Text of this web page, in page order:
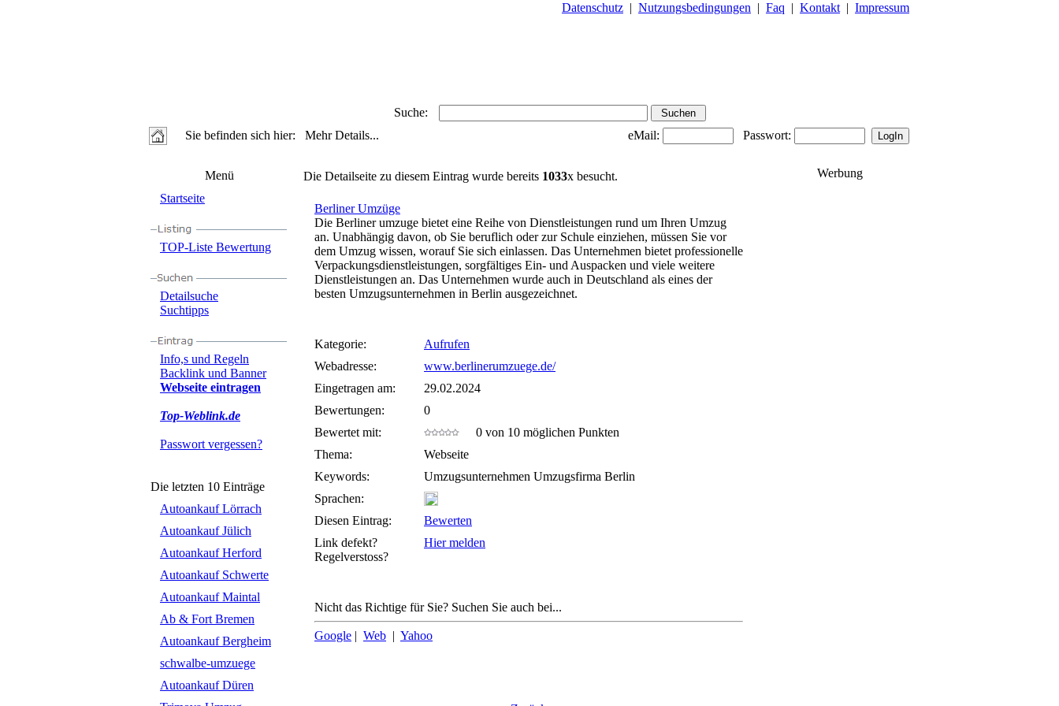
Datenschutz | Nutzungsbedingungen | Faq | Kontakt | Impressum
Suche:
Sie befinden sich hier: Mehr Details...
eMail: Passwort:
Menü
Startseite
TOP-Liste Bewertung
Detailsuche
Suchtipps
Info,s und Regeln
Backlink und Banner
Webseite eintragen
Top-Weblink.de
Passwort vergessen?
Die letzten 10 Einträge
Autoankauf Lörrach
Autoankauf Jülich
Autoankauf Herford
Autoankauf Schwerte
Autoankauf Maintal
Ab & Fort Bremen
Autoankauf Bergheim
schwalbe-umzuege
Autoankauf Düren
Die Detailseite zu diesem Eintrag wurde bereits 1033x besucht.
Berliner Umzüge
Die Berliner umzuge bietet eine Reihe von Dienstleistungen rund um Ihren Umzug
an. Unabhängig davon, ob Sie beruflich oder zur Schule einziehen, müssen Sie vor
dem Umzug wissen, worauf Sie sich einlassen. Das Unternehmen bietet professionelle
Verpackungsdienstleistungen, sorgfältiges Ein- und Auspacken und viele weitere
Dienstleistungen an. Das Unternehmen wurde auch in Deutschland als eines der
besten Umzugsunternehmen in Berlin ausgezeichnet.
Kategorie:
Aufrufen
Webadresse:
www.berlinerumzuege.de/
Eingetragen am:
29.02.2024
Bewertungen:
0
Bewertet mit:
0 von 10 möglichen Punkten
Thema:
Webseite
Keywords:
Umzugsunternehmen Umzugsfirma Berlin
Sprachen:
Diesen Eintrag:
Bewerten
Link defekt?
Regelverstoss?
Hier melden
Nicht das Richtige für Sie? Suchen Sie auch bei...
Google | Web | Yahoo
Werbung